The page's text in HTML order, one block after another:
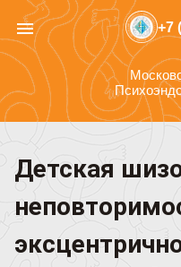
menu +7
Детская